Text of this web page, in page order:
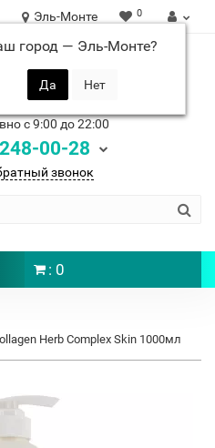
Эль-Монте
город — Эль-Монте?
0
с 9:00 до 22:00
248-00-28
звонок
: 0
Herb Complex Skin 1000мл